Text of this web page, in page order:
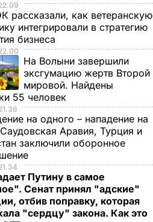
огня"
Шкиряк: Полторак
является наиболее
неприемлемой для
РФ фигурой на посту
рассказали, как ветеранскую
интегрировали в стратегию
бизнеса
На Волыни завершили
эксгумацию жертв Второй
мировой. Найдены
55 человек
на одного – нападение на
Аравия, Турция и
заключили оборонное
Путину в самое
Сенат принял "адские"
отбив поправку, которая
"сердцу" закона. Как это